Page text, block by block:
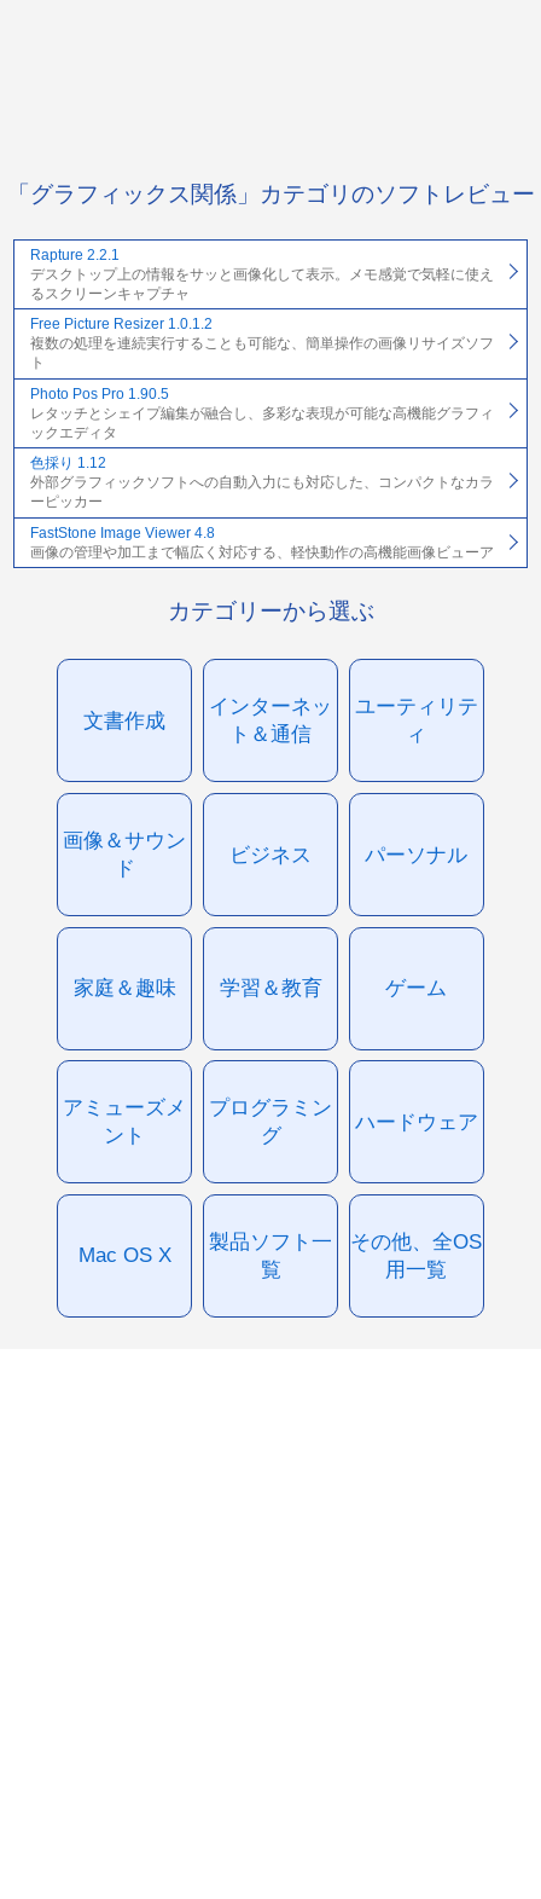
「グラフィックス関係」カテゴリのソフトレビュー
Rapture 2.2.1
デスクトップ上の情報をサッと画像化して表示。メモ感覚で気軽に使え
るスクリーンキャプチャ
Free Picture Resizer 1.0.1.2
複数の処理を連続実行することも可能な、簡単操作の画像リサイズソフ
ト
Photo Pos Pro 1.90.5
レタッチとシェイプ編集が融合し、多彩な表現が可能な高機能グラフィ
ックエディタ
色採り 1.12
外部グラフィックソフトへの自動入力にも対応した、コンパクトなカラ
ーピッカー
FastStone Image Viewer 4.8
画像の管理や加工まで幅広く対応する、軽快動作の高機能画像ビューア
カテゴリーから選ぶ
文書作成
インターネッ
ト＆通信
ユーティリテ
ィ
画像＆サウン
ド
ビジネス パーソナル
家庭＆趣味 学習＆教育 ゲーム
アミューズメ
ント
プログラミン
グ
ハードウェア
Mac OS X
製品ソフト一
覧
その他、全OS
用一覧